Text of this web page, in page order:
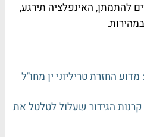
להתמתן, האינפלציה תירגע,
החזרת טריליוני ין מחו"ל
של קרנות הגידור שעלול לטלטל את